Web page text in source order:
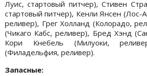
Луис, стартовый питчер), Стивен
стартовый питчер), Кенли Янсен
реливер), Грег Холланд (Колорадо,
(Чикаго Кабс, реливер), Бред Хэнд
Кори Кнебель (Милуоки,
(Филадельфия, реливер).
Запасные: